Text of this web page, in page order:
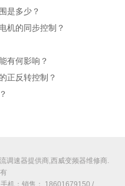
是多少？
机的同步控制？
有何影响？
正反转控制？
调速器提供商,西威变频器维修商.
：销售： 18601679150 /